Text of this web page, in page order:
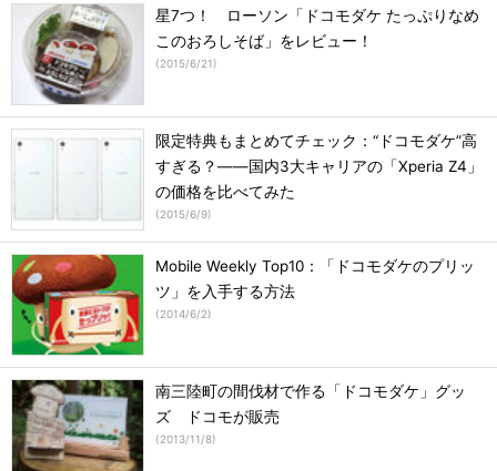
星7つ！ ローソン「ドコモダケ たっぷりなめ
このおろしそば」をレビュー！
(2015/6/21)
限定特典もまとめてチェック：“ドコモダケ”高
すぎる？――国内3大キャリアの「Xperia Z4」
の価格を比べてみた
(2015/6/9)
Mobile Weekly Top10：「ドコモダケのプリッ
ツ」を入手する方法
(2014/6/2)
南三陸町の間伐材で作る「ドコモダケ」グッ
ズ ドコモが販売
(2013/11/8)